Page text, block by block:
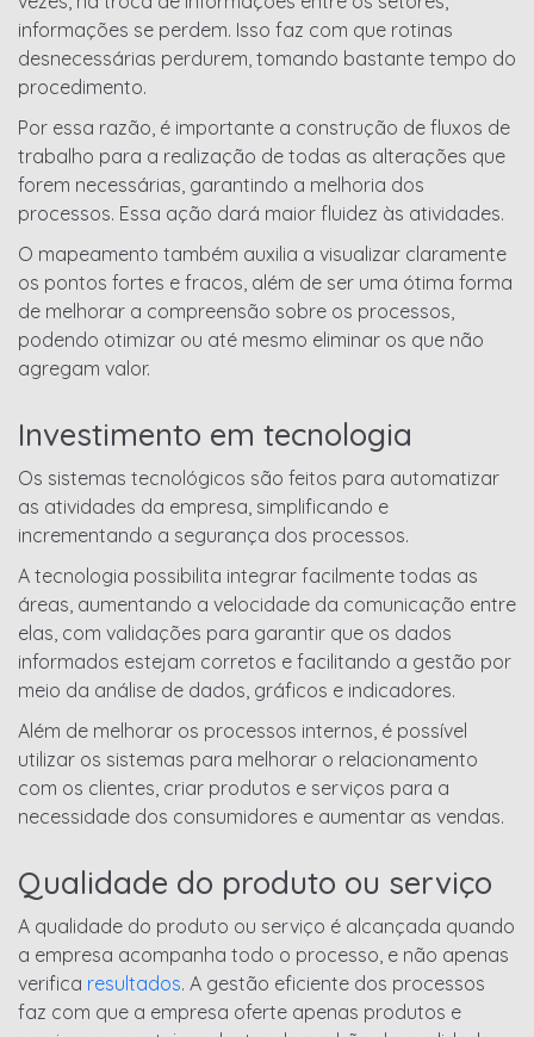
informações se perdem. Isso faz com que rotinas
desnecessárias perdurem, tomando bastante tempo do
procedimento.
Por essa razão, é importante a construção de fluxos de
trabalho para a realização de todas as alterações que
forem necessárias, garantindo a melhoria dos
processos. Essa ação dará maior fluidez às atividades.
O mapeamento também auxilia a visualizar claramente
os pontos fortes e fracos, além de ser uma ótima forma
de melhorar a compreensão sobre os processos,
podendo otimizar ou até mesmo eliminar os que não
agregam valor.
Investimento em tecnologia
Os sistemas tecnológicos são feitos para automatizar
as atividades da empresa, simplificando e
incrementando a segurança dos processos.
A tecnologia possibilita integrar facilmente todas as
áreas, aumentando a velocidade da comunicação entre
elas, com validações para garantir que os dados
informados estejam corretos e facilitando a gestão por
meio da análise de dados, gráficos e indicadores.
Além de melhorar os processos internos, é possível
utilizar os sistemas para melhorar o relacionamento
com os clientes, criar produtos e serviços para a
necessidade dos consumidores e aumentar as vendas.
Qualidade do produto ou serviço
A qualidade do produto ou serviço é alcançada quando
a empresa acompanha todo o processo, e não apenas
verifica resultados. A gestão eficiente dos processos
faz com que a empresa oferte apenas produtos e